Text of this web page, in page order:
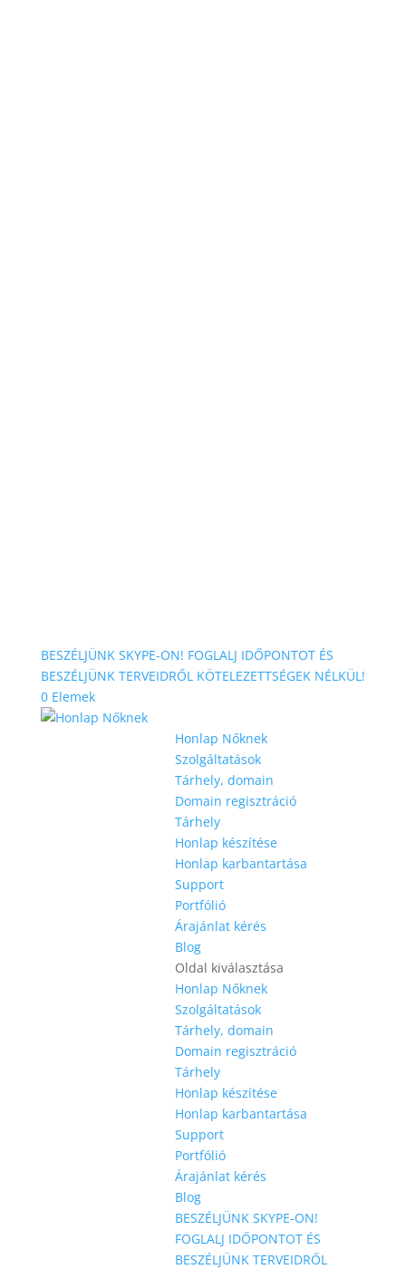
BESZÉLJÜNK SKYPE-ON! FOGLALJ IDŐPONTOT ÉS
BESZÉLJÜNK TERVEIDRŐL KÖTELEZETTSÉGEK NÉLKÜL!
0 Elemek
Honlap Nőknek
Szolgáltatások
Tárhely, domain
Domain regisztráció
Tárhely
Honlap készítése
Honlap karbantartása
Support
Portfólió
Árajánlat kérés
Blog
Oldal kiválasztása
Honlap Nőknek
Szolgáltatások
Tárhely, domain
Domain regisztráció
Tárhely
Honlap készítése
Honlap karbantartása
Support
Portfólió
Árajánlat kérés
Blog
BESZÉLJÜNK SKYPE-ON!
FOGLALJ IDŐPONTOT ÉS
BESZÉLJÜNK TERVEIDRŐL